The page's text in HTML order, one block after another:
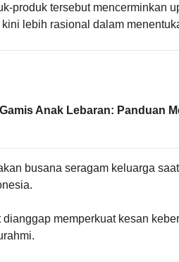
produk tersebut mencerminkan
lebih rasional dalam
Gamis Anak Lebaran: Panduan
busana seragam keluarga
dianggap memperkuat kesan